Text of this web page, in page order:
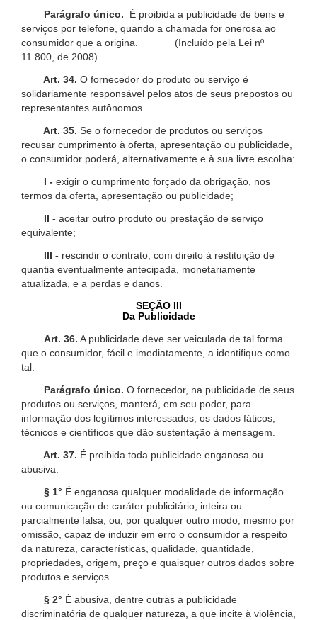
Parágrafo único.
É proibida a publicidade de bens e
serviços por telefone, quando a chamada for onerosa ao
consumidor que a origina. (Incluído pela Lei nº
11.800, de 2008).
Art. 34. O fornecedor do produto ou serviço é
solidariamente responsável pelos atos de seus prepostos ou
representantes autônomos.
Art. 35. Se o fornecedor de produtos ou serviços
recusar cumprimento à oferta, apresentação ou publicidade,
o consumidor poderá, alternativamente e à sua livre escolha:
I - exigir o cumprimento forçado da obrigação, nos
termos da oferta, apresentação ou publicidade;
II - aceitar outro produto ou prestação de serviço
equivalente;
III - rescindir o contrato, com direito à restituição de
quantia eventualmente antecipada, monetariamente
atualizada, e a perdas e danos.
SEÇÃO III
Da Publicidade
Art. 36. A publicidade deve ser veiculada de tal forma
que o consumidor, fácil e imediatamente, a identifique como
tal.
Parágrafo único. O fornecedor, na publicidade de seus
produtos ou serviços, manterá, em seu poder, para
informação dos legítimos interessados, os dados fáticos,
técnicos e científicos que dão sustentação à mensagem.
Art. 37. É proibida toda publicidade enganosa ou
abusiva.
§ 1° É enganosa qualquer modalidade de informação
ou comunicação de caráter publicitário, inteira ou
parcialmente falsa, ou, por qualquer outro modo, mesmo por
omissão, capaz de induzir em erro o consumidor a respeito
da natureza, características, qualidade, quantidade,
propriedades, origem, preço e quaisquer outros dados sobre
produtos e serviços.
§ 2° É abusiva, dentre outras a publicidade
discriminatória de qualquer natureza, a que incite à violência,